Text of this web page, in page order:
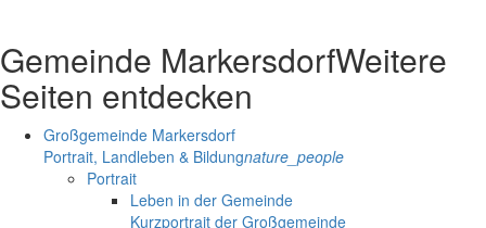
Gemeinde MarkersdorfWeitere
Seiten entdecken
Großgemeinde Markersdorf
Portrait, Landleben & Bildungnature_people
Portrait
Leben in der Gemeinde
Kurzportrait der Großgemeinde